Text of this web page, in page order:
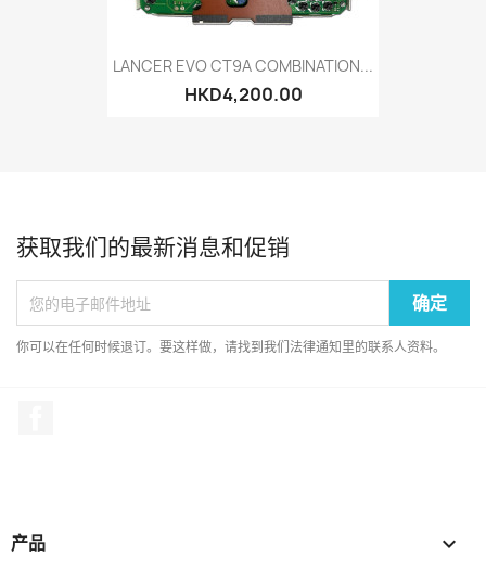
LANCER EVO CT9A COMBINATION...
HKD4,200.00
获取我们的最新消息和促销
你可以在任何时候退订。要这样做，请找到我们法律通知里的联系人资料。
产品 